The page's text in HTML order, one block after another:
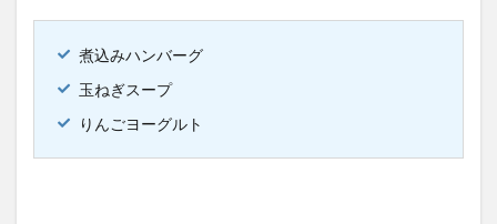
煮込みハンバーグ
玉ねぎスープ
りんごヨーグルト